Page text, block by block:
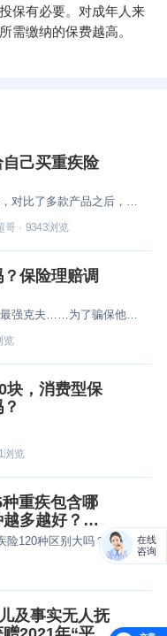
保有必要。对成年人来
需缴纳的保费越高。
己买重疾险
经过一个月的研究，对比了多款产品之后，我最终给自己配置了重疾险达尔文1号50万、给孩子买了慧馨安80万保额。
哥· 9343浏览
保险理赔调
剁手指、假化疗、最强克夫……为了骗保他们有多拼？
览
块，消费型保
浏览
重疾包含哪
多越好？不
重疾险105种和重疾险120种区别大吗？事实上，两者没有本质上的区别，重点是要看是否覆盖高发病种。
及事实无人抚
在线
咨询